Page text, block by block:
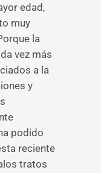
edad,
muy
la
vez más
a la
y
podido
reciente
tratos